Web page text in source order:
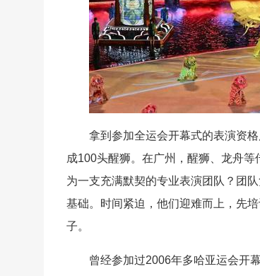
拿到参加全运会开幕式的表演资
成100头醒狮。在广州，醒狮、龙舟
为一支充满默契的专业表演团队？团
基础。时间紧迫，他们迎难而上，先
子。
曾经参加过2006年多哈亚运会开